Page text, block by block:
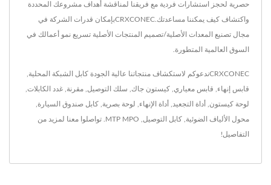
حصرية لحجز استشارات فردية مع فريقنا لمناقشة أهداف مشروعك المحددة
واكتشاف كيف يمكننا مساعدتك.CRXCONECبإمكان قدرات الشركة في
مجال تصنيع المعدات الأصلية/تصميم المنتجات الأصلية تسريع نمو أعمالك في
السوق العالمية المتطورة.
CRXCONECندعوكم لاستكشاف منتجاتنا عالية الجودة كابل الشبكة المحلية
قابس إنهاء قابس معياري كيستون جاك سلك التوصيل مقرنة غدد الكابلات
لوحة كيستون أداة التجعيد أداة الإنهاء لوحة بصرية كابل صندوق السيارة
محول الألياف الضوئية كابل التوصيل MTP MPO تواصلوا معنا لمزيد من
التفاصيل!